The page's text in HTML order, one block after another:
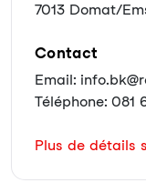
7013 Domat/
Contact
Email:
Téléphone: 081
Plus de détails